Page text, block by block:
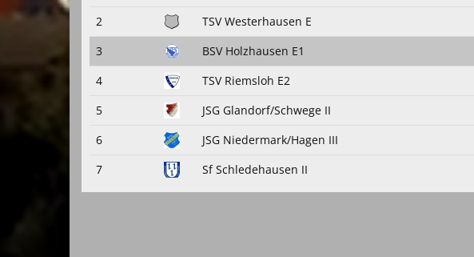
2
TSV Westerhausen E
3
BSV Holzhausen E1
4
TSV Riemsloh E2
5
JSG Glandorf/Schwege II
6
JSG Niedermark/Hagen III
7
Sf Schledehausen II